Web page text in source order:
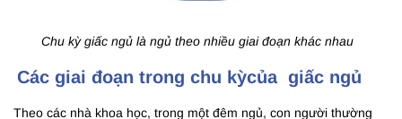
Chu kỳ giấc ngủ là ngủ theo nhiều giai đoạn khác nhau
Các giai đoạn trong chu kỳcủa giấc ngủ
Theo các nhà khoa học, trong một đêm ngủ, con người thường